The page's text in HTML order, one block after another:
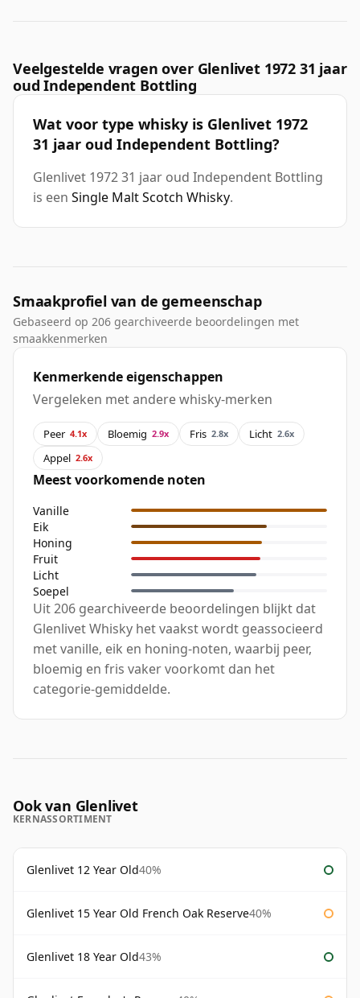
Veelgestelde vragen over Glenlivet 1972 31 jaar
oud Independent Bottling
Wat voor type whisky is Glenlivet 1972
31 jaar oud Independent Bottling?
Glenlivet 1972 31 jaar oud Independent Bottling
is een Single Malt Scotch Whisky.
Smaakprofiel van de gemeenschap
Gebaseerd op 206 gearchiveerde beoordelingen met
smaakkenmerken
Kenmerkende eigenschappen
Vergeleken met andere whisky-merken
Peer 4.1x Bloemig 2.9x Fris 2.8x Licht 2.6x
Appel 2.6x
Meest voorkomende noten
Vanille
Eik
Honing
Fruit
Licht
Soepel
Uit 206 gearchiveerde beoordelingen blijkt dat
Glenlivet Whisky het vaakst wordt geassocieerd
met vanille, eik en honing-noten, waarbij peer,
bloemig en fris vaker voorkomt dan het
categorie-gemiddelde.
Ook van Glenlivet
KERNASSORTIMENT
Glenlivet 12 Year Old40%
Glenlivet 15 Year Old French Oak Reserve40%
Glenlivet 18 Year Old43%